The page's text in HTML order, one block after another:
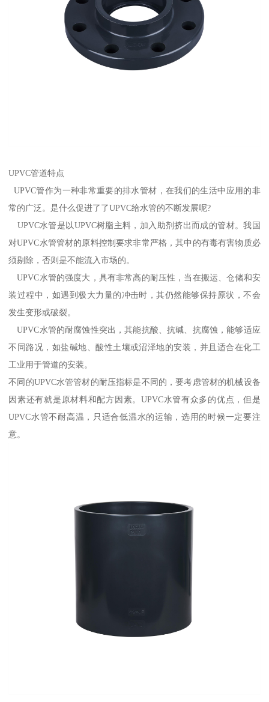
UPVC管道特点
UPVC管作为一种非常重要的排水管材，在我们的生活中应用的非
常的广泛。是什么促进了了UPVC给水管的不断发展呢?
UPVC水管是以UPVC树脂主料，加入助剂挤出而成的管材。我国
对UPVC水管管材的原料控制要求非常严格，其中的有毒有害物质必
须剔除，否则是不能流入市场的。
UPVC水管的强度大，具有非常高的耐压性，当在搬运、仓储和安
装过程中，如遇到极大力量的冲击时，其仍然能够保持原状，不会
发生变形或破裂。
UPVC水管的耐腐蚀性突出，其能抗酸、抗碱、抗腐蚀，能够适应
不同路况，如盐碱地、酸性土壤或沼泽地的安装，并且适合在化工
工业用于管道的安装。
不同的UPVC水管管材的耐压指标是不同的，要考虑管材的机械设备
因素还有就是原材料和配方因素。UPVC水管有众多的优点，但是
UPVC水管不耐高温，只适合低温水的运输，选用的时候一定要注
意。